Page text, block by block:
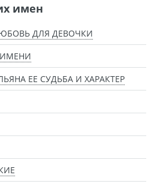
имен
ДЛЯ ДЕВОЧКИ
ЕЕ СУДЬБА И ХАРАКТЕР